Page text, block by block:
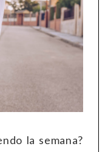
la semana?